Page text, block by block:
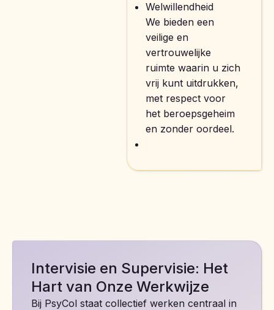
Welwillendheid
We bieden een
veilige en
vertrouwelijke
ruimte waarin u zich
vrij kunt uitdrukken,
met respect voor
het beroepsgeheim
en zonder oordeel.
Intervisie en Supervisie: Het
Hart van Onze Werkwijze
Bij PsyCol staat collectief werken centraal in